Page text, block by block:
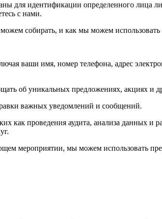
для идентификации определенного лица
с нами.
собирать, и как мы можем
ваши имя, номер телефона, адрес
об уникальных предложениях, акциях и
важных уведомлений и сообщений.
проведения аудита, анализа данных и
мероприятии, мы можем использовать